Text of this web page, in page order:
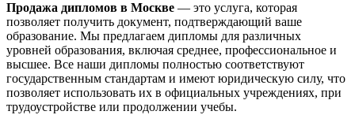
Продажа дипломов в Москве — это услуга, которая
позволяет получить документ, подтверждающий ваше
образование. Мы предлагаем дипломы для различных
уровней образования, включая среднее, профессиональное и
высшее. Все наши дипломы полностью соответствуют
государственным стандартам и имеют юридическую силу, что
позволяет использовать их в официальных учреждениях, при
трудоустройстве или продолжении учебы.